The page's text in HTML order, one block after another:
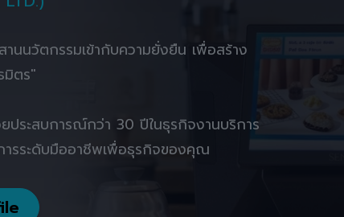
านนวัตกรรมเข้ากับความยั่งยืน เพื่อสร้าง
มิตร"
ระสบการณ์กว่า 30 ปีในธุรกิจงานบริการ
ารระดับมืออาชีพเพื่อธุรกิจของคุณ